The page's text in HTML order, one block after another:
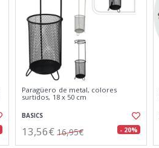
Paragüero de metal, colores
surtidos, 18 x 50 cm
BASICS
13,56€ 16,95€ - 20%